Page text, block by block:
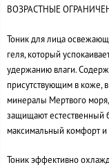
ВОЗРАСТНЫЕ
Тоник для лица
геля, который
удержанию влаги.
присутствующим в коже,
минералы Мертвого
защищают естественный
максимальный комфорт
Тоник эффективно